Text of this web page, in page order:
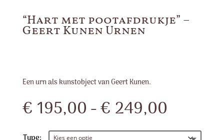
“Hart met pootafdrukje” –
Geert Kunen Urnen
Een urn als kunstobject van Geert Kunen.
€ 195,00-€ 249,00
tot